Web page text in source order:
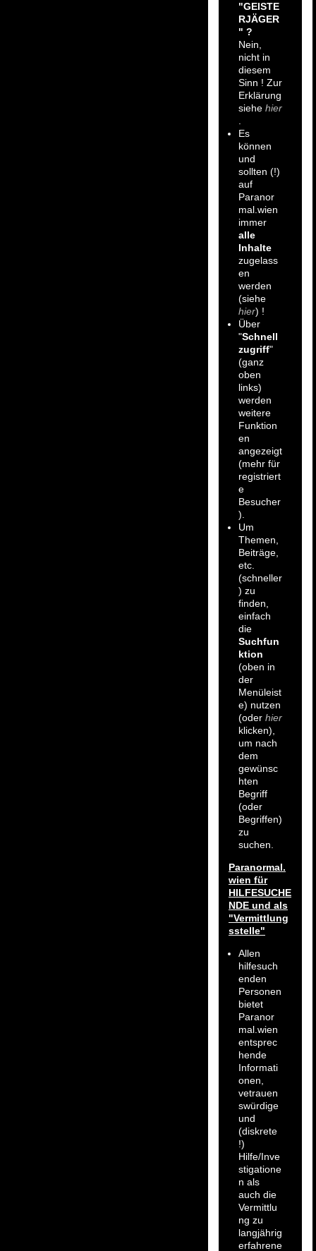
"GEISTE
RJÄGER
" ?
Nein,
nicht in
diesem
Sinn ! Zur
Erklärung
siehe hier
Es
können
und
sollten (!)
auf
Paranor
mal.wien
immer
alle
Inhalte
zugelass
en
werden
(siehe
hier) !
Über
"Schnell
zugriff"
(ganz
oben
links)
werden
weitere
Funktion
en
angezeigt
(mehr für
registriert
e
Besucher
).
Um
Themen,
Beiträge,
etc.
(schneller
) zu
finden,
einfach
die
Suchfun
ktion
(oben in
der
Menüleist
e) nutzen
(oder hier
klicken),
um nach
dem
gewünsc
hten
Begriff
(oder
Begriffen)
zu
suchen.
Paranormal.
wien für
HILFESUCHE
NDE und als
"Vermittlung
sstelle"
Allen
hilfesuch
enden
Personen
bietet
Paranor
mal.wien
entsprec
hende
Informati
onen,
vetrauen
swürdige
und
(diskrete
!)
Hilfe/Inve
stigatione
n als
auch die
Vermittlu
ng zu
langjährig
erfahrene